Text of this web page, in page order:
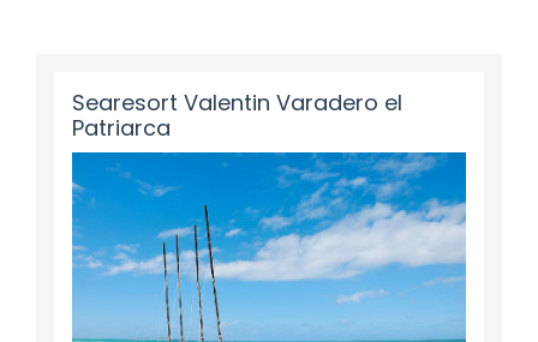
Searesort Valentin Varadero el
Patriarca